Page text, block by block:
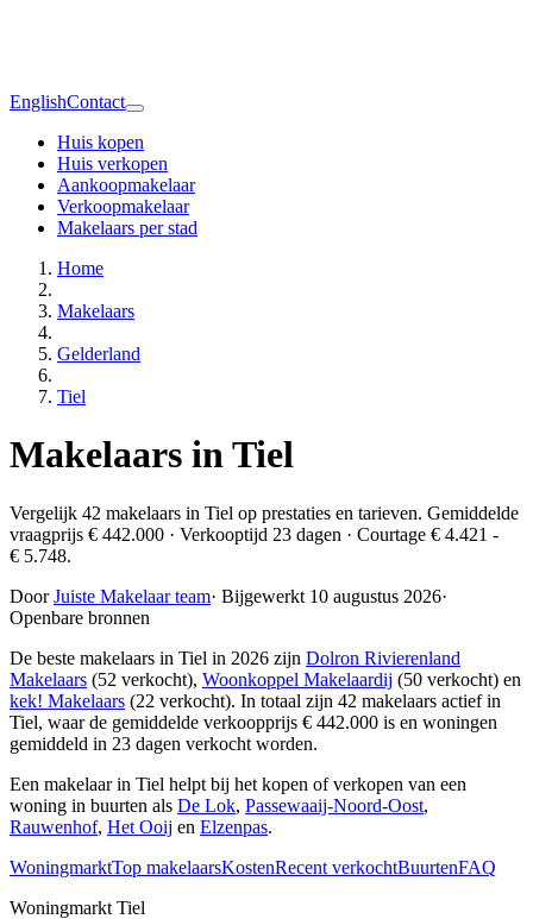
EnglishContact
Huis kopen
Huis verkopen
Aankoopmakelaar
Verkoopmakelaar
Makelaars per stad
Home
Makelaars
Gelderland
Tiel
Makelaars in Tiel
Vergelijk 42 makelaars in Tiel op prestaties en tarieven. Gemiddelde
vraagprijs € 442.000 · Verkooptijd 23 dagen · Courtage € 4.421 -
€ 5.748.
DoorJuiste Makelaar team· Bijgewerkt 10 augustus 2026·
Openbare bronnen
De beste makelaars in Tiel in 2026 zijn Dolron Rivierenland
Makelaars (52 verkocht), Woonkoppel Makelaardij (50 verkocht) en
kek! Makelaars (22 verkocht). In totaal zijn 42 makelaars actief in
Tiel, waar de gemiddelde verkoopprijs € 442.000 is en woningen
gemiddeld in 23 dagen verkocht worden.
Een makelaar in Tiel helpt bij het kopen of verkopen van een
woning in buurten als De Lok, Passewaaij-Noord-Oost,
Rauwenhof, Het Ooij en Elzenpas.
WoningmarktTop makelaarsKostenRecent verkochtBuurtenFAQ
Woningmarkt Tiel